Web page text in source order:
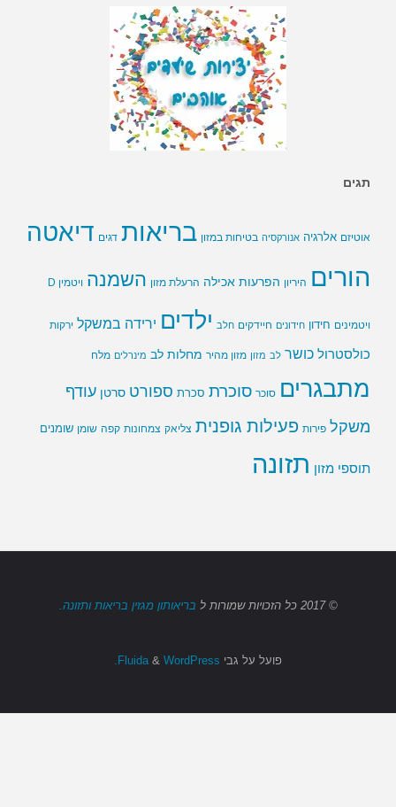
תגים
אוטיזם אלרגיה אנורקסיה בטיחות במזון בריאות דגים דיאטה
הורים היריון הפרעות אכילה הרעלת מזון השמנה ויטמין D
ויטמינים חידון חידונים חיידקים חלב ילדים ירידה במשקל ירקות
כולסטרול כושר לב מזון מזון מהיר מחלות לב מינרלים מלח
מתבגרים סוכר סוכרת סכרת ספורט סרטן עודף
משקל פירות פעילות גופנית צליאק צמחונות קפה שומן שומנים
תוספי מזון תזונה
© 2017 כל הזכויות שמורות ל בריאותון מגזין בריאות ותזונה.
פועל על גבי & WordPress.